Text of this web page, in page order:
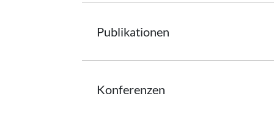
Publikationen
Konferenzen